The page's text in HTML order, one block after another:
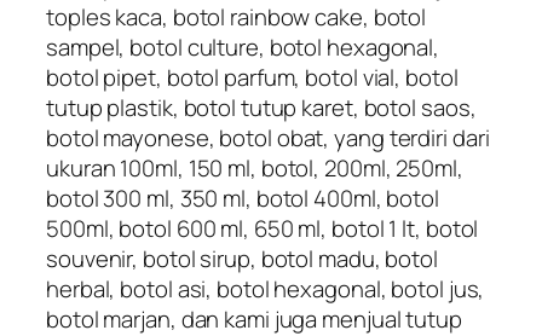
toples kaca, botol rainbow cake, botol
sampel, botol culture, botol hexagonal,
botol pipet, botol parfum, botol vial, botol
tutup plastik, botol tutup karet, botol saos,
botol mayonese, botol obat, yang terdiri dari
ukuran 100ml, 150 ml, botol, 200ml, 250ml,
botol 300 ml, 350 ml, botol 400ml, botol
500ml, botol 600 ml, 650 ml, botol 1 lt, botol
souvenir, botol sirup, botol madu, botol
herbal, botol asi, botol hexagonal, botol jus,
botol marjan, dan kami juga menjual tutup